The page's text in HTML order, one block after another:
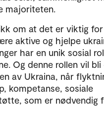
majoriteten.
om at det er viktig for
aktive og hjelpe
har en unik sosial
Og denne rollen vil
av Ukraina, når
kompetanse, sosiale
som er nødvendig